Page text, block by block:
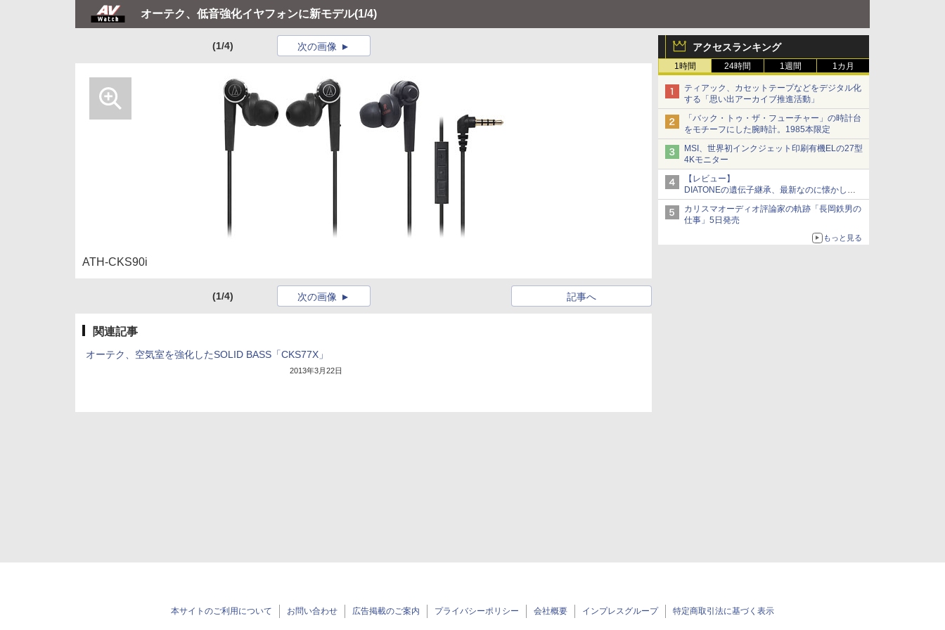
オーテク、低音強化イヤフォンに新モデル(1/4)
アクセスランキング
1時間 24時間 1週間 1カ月
ティアック、カセットテープなどをデジタル化
する「思い出アーカイブ推進活動」
「バック・トゥ・ザ・フューチャー」の時計台
をモチーフにした腕時計。1985本限定
MSI、世界初インクジェット印刷有機ELの27型
4Kモニター
【レビュー】
DIATONEの遺伝子継承、最新なのに懐かし
い“惚れる音”Tecnologia e Cuore「DS-TC52B」
を聴く
カリスマオーディオ評論家の軌跡「長岡鉄男の
仕事」5日発売
もっと見る
(1/4) 次の画像
ATH-CKS90i
(1/4) 記事へ
次の画像
関連記事
オーテク、空気室を強化したSOLID BASS「CKS77X」
2013年3月22日
本サイトのご利用について お問い合わせ 広告掲載のご案内 プライバシーポリシー 会社概要 インプレスグループ 特定商取引法に基づく表示